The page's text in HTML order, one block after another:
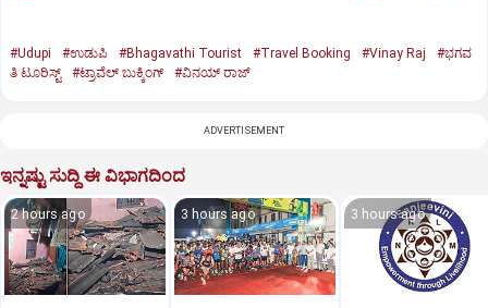
#Udupi #ಉಡುಪಿ #Bhagavathi Tourist #Travel Booking #Vinay Raj
#ಭಗವ
ತಿ ಟೂರಿಸ್ಟ್
#ಟ್ರಾವೆಲ್ ಬುಕ್ಕಿಂಗ್ #ವಿನಯ್ ರಾಜ್
ADVERTISEMENT
ಇನ್ನಷ್ಟು ಸುದ್ದಿ ಈ ವಿಭಾಗದಿಂದ
2 hours ago 3 hours ago 3 hours ago